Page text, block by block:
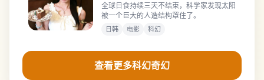
全球日食持续三天不结束，科学家发现太阳
被一个巨大的人造结构罩住了。
日韩 电影 科幻
查看更多科幻奇幻